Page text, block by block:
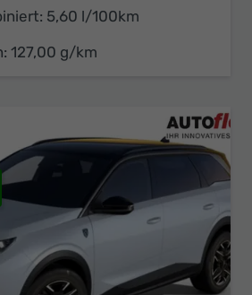
5,60 l/100km
127,00 g/km